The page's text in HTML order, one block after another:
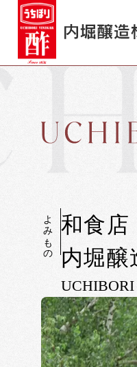
よみもの 和食店
内堀